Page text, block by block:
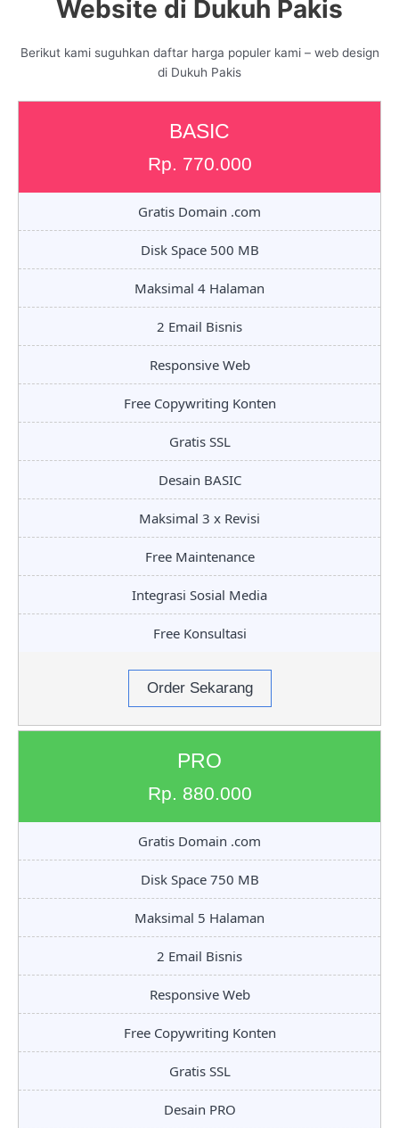
Website di Dukuh Pakis
Berikut kami suguhkan daftar harga populer kami – web design
di Dukuh Pakis
BASIC
Rp. 770.000
Gratis Domain .com
Disk Space 500 MB
Maksimal 4 Halaman
2 Email Bisnis
Responsive Web
Free Copywriting Konten
Gratis SSL
Desain BASIC
Maksimal 3 x Revisi
Free Maintenance
Integrasi Sosial Media
Free Konsultasi
Order Sekarang
PRO
Rp. 880.000
Gratis Domain .com
Disk Space 750 MB
Maksimal 5 Halaman
2 Email Bisnis
Responsive Web
Free Copywriting Konten
Gratis SSL
Desain PRO